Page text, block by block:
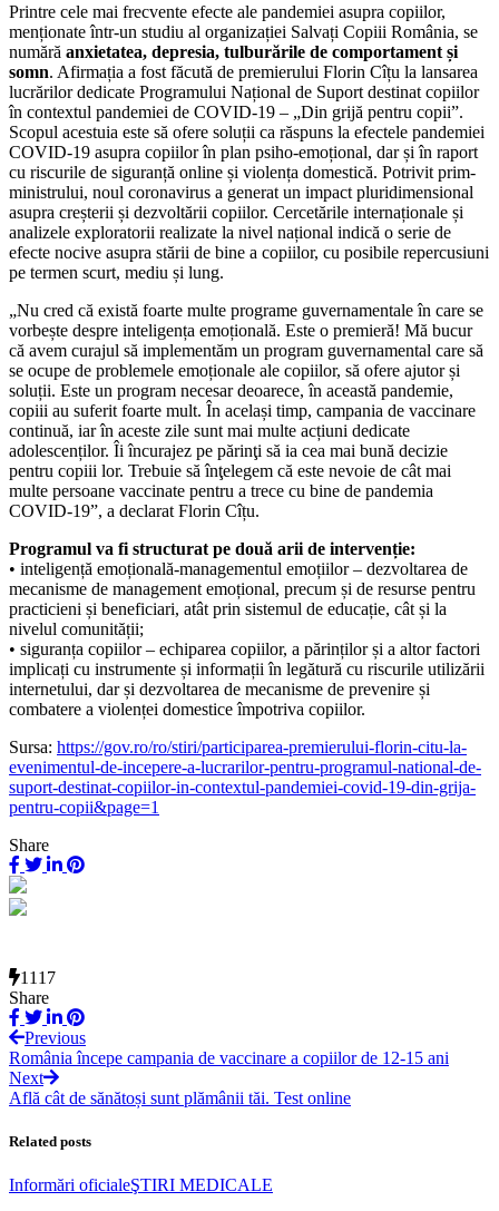
Printre cele mai frecvente efecte ale pandemiei asupra copiilor,
menționate într-un studiu al organizației Salvați Copiii România, se
numără anxietatea, depresia, tulburările de comportament și
somn. Afirmația a fost făcută de premierului Florin Cîțu la lansarea
lucrărilor dedicate Programului Național de Suport destinat copiilor
în contextul pandemiei de COVID-19 – „Din grijă pentru copii”.
Scopul acestuia este să ofere soluții ca răspuns la efectele pandemiei
COVID-19 asupra copiilor în plan psiho-emoțional, dar și în raport
cu riscurile de siguranță online și violența domestică. Potrivit prim-
ministrului, noul coronavirus a generat un impact pluridimensional
asupra creșterii și dezvoltării copiilor. Cercetările internaționale și
analizele exploratorii realizate la nivel național indică o serie de
efecte nocive asupra stării de bine a copiilor, cu posibile repercusiuni
pe termen scurt, mediu și lung.
„Nu cred că există foarte multe programe guvernamentale în care se
vorbește despre inteligența emoțională. Este o premieră! Mă bucur
că avem curajul să implementăm un program guvernamental care să
se ocupe de problemele emoționale ale copiilor, să ofere ajutor și
soluții. Este un program necesar deoarece, în această pandemie,
copiii au suferit foarte mult. În același timp, campania de vaccinare
continuă, iar în aceste zile sunt mai multe acțiuni dedicate
adolescenților. Îi încurajez pe părinţi să ia cea mai bună decizie
pentru copiii lor. Trebuie să înţelegem că este nevoie de cât mai
multe persoane vaccinate pentru a trece cu bine de pandemia
COVID-19”, a declarat Florin Cîțu.
Programul va fi structurat pe două arii de intervenție:
• inteligență emoțională-managementul emoțiilor – dezvoltarea de
mecanisme de management emoțional, precum și de resurse pentru
practicieni și beneficiari, atât prin sistemul de educație, cât și la
nivelul comunității;
• siguranța copiilor – echiparea copiilor, a părinților și a altor factori
implicați cu instrumente și informații în legătură cu riscurile utilizării
internetului, dar și dezvoltarea de mecanisme de prevenire și
combatere a violenței domestice împotriva copiilor.
Sursa: https://gov.ro/ro/stiri/participarea-premierului-florin-citu-la-
evenimentul-de-incepere-a-lucrarilor-pentru-programul-national-de-
suport-destinat-copiilor-in-contextul-pandemiei-covid-19-din-grija-
pentru-copii&page=1
Share
1117
Share
Previous
România începe campania de vaccinare a copiilor de 12-15 ani
Next
Află cât de sănătoși sunt plămânii tăi. Test online
Related posts
Informări oficialeŞTIRI MEDICALE